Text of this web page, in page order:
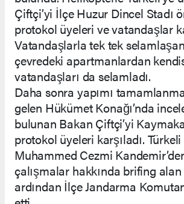
Çiftçi’yi İlçe Huzur Dincel Stadı
protokol üyeleri ve vatandaşlar
Vatandaşlarla tek tek
çevredeki apartmanlardan
vatandaşları da selamladı.
Daha sonra yapımı
gelen Hükümet Konağı’nda
bulunan Bakan Çiftçi’yi
protokol üyeleri karşıladı.
Muhammed Cezmi
çalışmalar hakkında brifing
ardından İlçe Jandarma